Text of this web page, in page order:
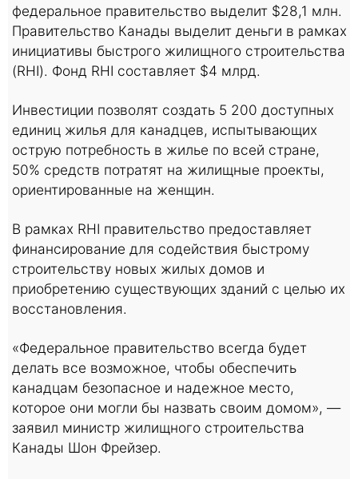
федеральное правительство выделит $28,1 млн.
Правительство Канады выделит деньги в рамках
инициативы быстрого жилищного строительства
(RHI). Фонд RHI составляет $4 млрд.
Инвестиции позволят создать 5 200 доступных
единиц жилья для канадцев, испытывающих
острую потребность в жилье по всей стране,
50% средств потратят на жилищные проекты,
ориентированные на женщин.
В рамках RHI правительство предоставляет
финансирование для содействия быстрому
строительству новых жилых домов и
приобретению существующих зданий с целью их
восстановления.
«Федеральное правительство всегда будет
делать все возможное, чтобы обеспечить
канадцам безопасное и надежное место,
которое они могли бы назвать своим домом», —
заявил министр жилищного строительства
Канады Шон Фрейзер.